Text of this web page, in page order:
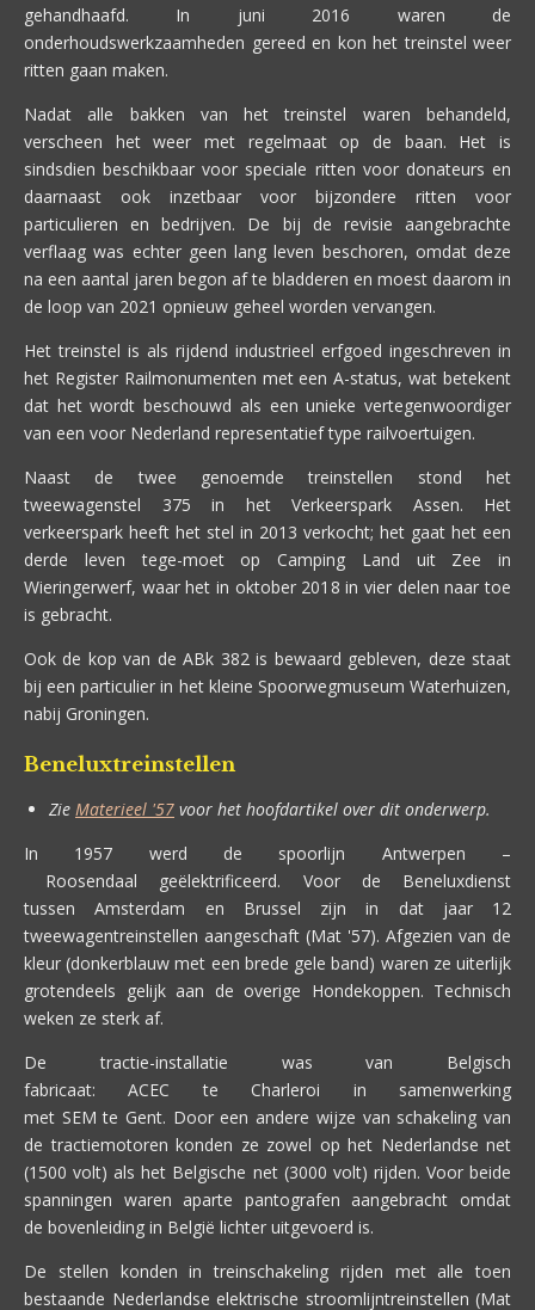
gehandhaafd. In juni 2016 waren de
onderhoudswerkzaamheden gereed en kon het treinstel weer
ritten gaan maken.
Nadat alle bakken van het treinstel waren behandeld,
verscheen het weer met regelmaat op de baan. Het is
sindsdien beschikbaar voor speciale ritten voor donateurs en
daarnaast ook inzetbaar voor bijzondere ritten voor
particulieren en bedrijven. De bij de revisie aangebrachte
verflaag was echter geen lang leven beschoren, omdat deze
na een aantal jaren begon af te bladderen en moest daarom in
de loop van 2021 opnieuw geheel worden vervangen.
Het treinstel is als rijdend industrieel erfgoed ingeschreven in
het Register Railmonumenten met een A-status, wat betekent
dat het wordt beschouwd als een unieke vertegenwoordiger
van een voor Nederland representatief type railvoertuigen.
Naast de twee genoemde treinstellen stond het
tweewagenstel 375 in het Verkeerspark Assen. Het
verkeerspark heeft het stel in 2013 verkocht; het gaat het een
derde leven tege-moet op Camping Land uit Zee in
Wieringerwerf, waar het in oktober 2018 in vier delen naar toe
is gebracht.
Ook de kop van de ABk 382 is bewaard gebleven, deze staat
bij een particulier in het kleine Spoorwegmuseum Waterhuizen,
nabij Groningen.
Beneluxtreinstellen
Zie Materieel '57 voor het hoofdartikel over dit onderwerp.
In 1957 werd de spoorlijn Antwerpen –
Roosendaal geëlektrificeerd. Voor de Beneluxdienst
tussen Amsterdam en Brussel zijn in dat jaar 12
tweewagentreinstellen aangeschaft (Mat '57). Afgezien van de
kleur (donkerblauw met een brede gele band) waren ze uiterlijk
grotendeels gelijk aan de overige Hondekoppen. Technisch
weken ze sterk af.
De tractie-installatie was van Belgisch
fabricaat: ACEC te Charleroi in samenwerking
met SEM te Gent. Door een andere wijze van schakeling van
de tractiemotoren konden ze zowel op het Nederlandse net
(1500 volt) als het Belgische net (3000 volt) rijden. Voor beide
spanningen waren aparte pantografen aangebracht omdat
de bovenleiding in België lichter uitgevoerd is.
De stellen konden in treinschakeling rijden met alle toen
bestaande Nederlandse elektrische stroomlijntreinstellen (Mat